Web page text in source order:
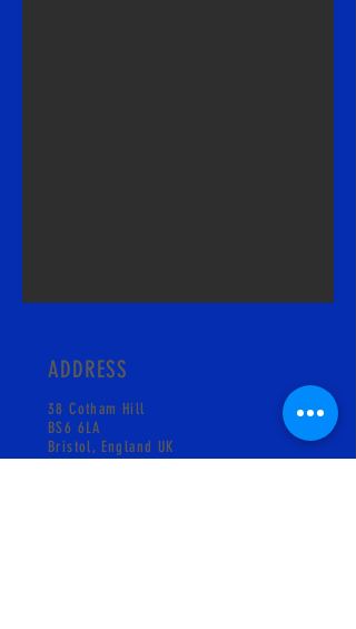
ADDRESS
38 Cotham Hill
BS6 6LA
Bristol, England UK